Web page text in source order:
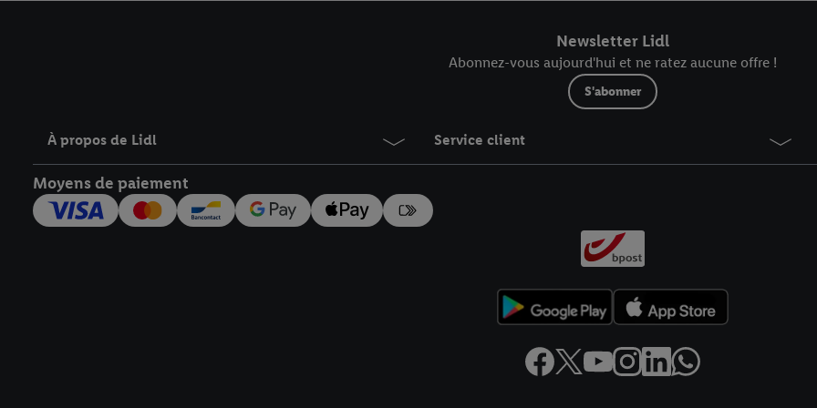
Newsletter Lidl
Abonnez-vous aujourd'hui et ne ratez aucune offre !
S'abonner
À propos de Lidl Service client
Moyens de paiement